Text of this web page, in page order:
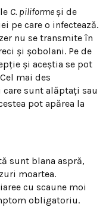
C. piliforme și de
pe care o infectează.
nu se transmite în
și șobolani. Pe de
și aceștia se pot
mai des
sunt alăptați sau
pot apărea la
sunt blana aspră,
moartea.
cu scaune moi
obligatoriu.